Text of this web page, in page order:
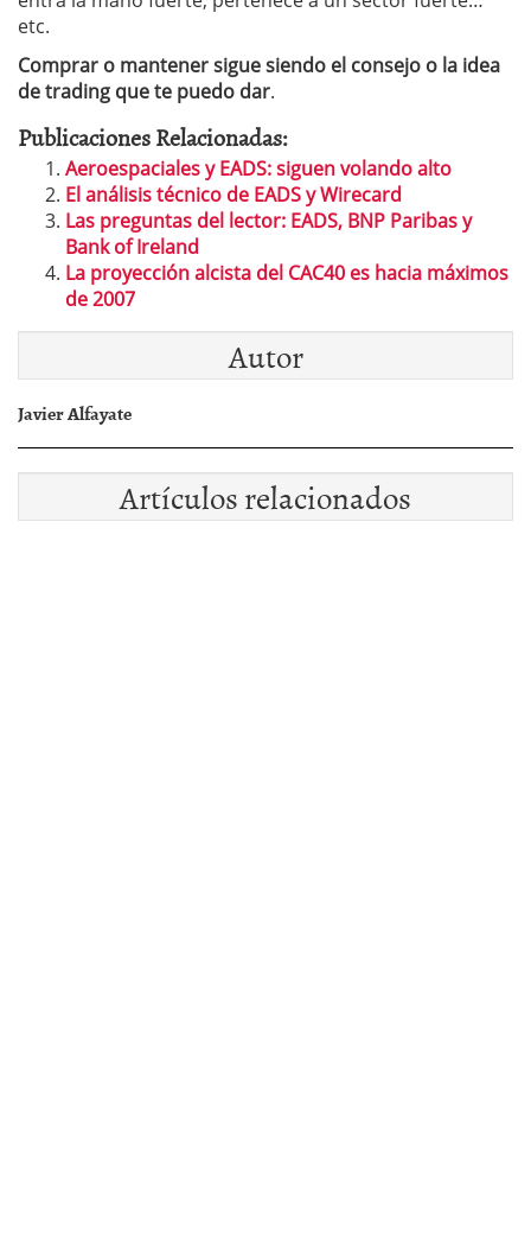
etc.
Comprar o mantener sigue siendo el consejo o la idea
de trading que te puedo dar.
Publicaciones Relacionadas:
Aeroespaciales y EADS: siguen volando alto
El análisis técnico de EADS y Wirecard
Las preguntas del lector: EADS, BNP Paribas y
Bank of Ireland
La proyección alcista del CAC40 es hacia máximos
de 2007
Autor
Javier Alfayate
Artículos relacionados